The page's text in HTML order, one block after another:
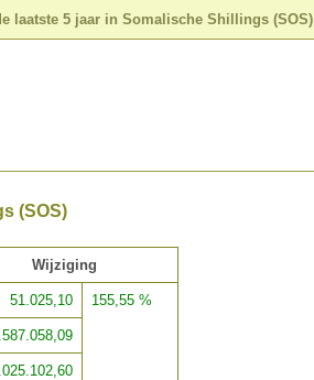
laatste 5 jaar in Somalische Shillings (SOS)
(SOS)
Wijziging
51.025,10 155,55 %